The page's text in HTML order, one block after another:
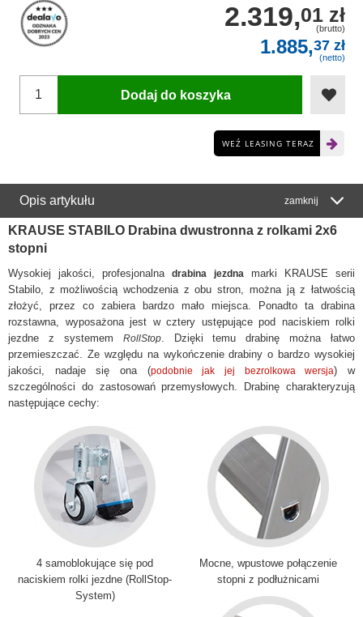
2.319,01 zł
(brutto)
1.885,37 zł
(netto)
Dodaj do koszyka
WEŹ LEASING TERAZ
Opis artykułu zamknij
KRAUSE STABILO Drabina dwustronna z rolkami 2x6
stopni
Wysokiej jakości, profesjonalnadrabina jezdnamarki KRAUSE serii
Stabilo, z możliwością wchodzenia z obu stron, można ją z łatwością
złożyć, przez co zabiera bardzo mało miejsca. Ponadto ta drabina
rozstawna, wyposażona jest w cztery ustępujące pod naciskiem rolki
jezdne z systemem RollStop. Dzięki temu drabinę można łatwo
przemieszczać. Ze względu na wykończenie drabiny o bardzo wysokiej
jakości, nadaje się ona (podobnie jak jej bezrolkowa wersja) w
szczególności do zastosowań przemysłowych. Drabinę charakteryzują
następujące cechy:
4 samoblokujące się pod
naciskiem rolki jezdne (RollStop-
System)
Mocne, wpustowe połączenie
stopni z podłużnicami